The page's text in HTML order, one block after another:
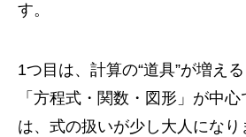
す。
1つ目は、計算の“道具”が増え
「方程式・関数・図形」が中
は、式の扱いが少し大人になり